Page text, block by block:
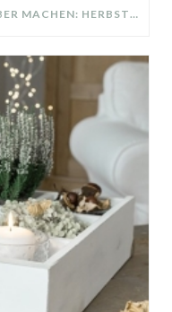
KRANZ AUS WILDEN KARDE SELBER MACHEN: HERBSTDEKO GANZ EINFACH